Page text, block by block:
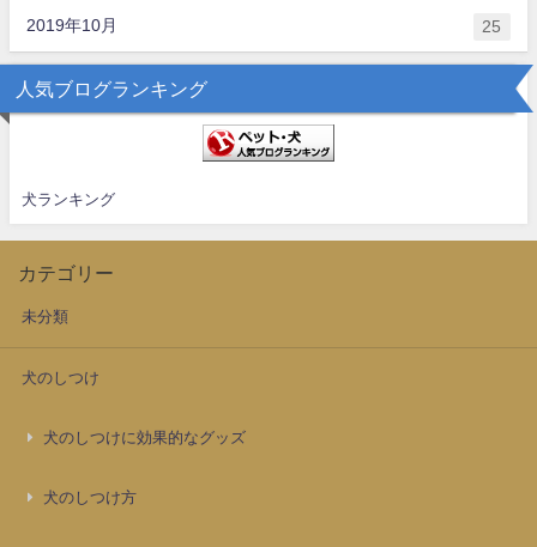
2019年10月 25
人気ブログランキング
犬ランキング
カテゴリー
未分類
犬のしつけ
犬のしつけに効果的なグッズ
犬のしつけ方